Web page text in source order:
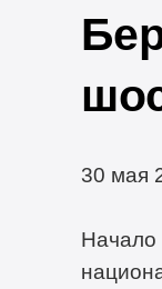
30 мая
Начало